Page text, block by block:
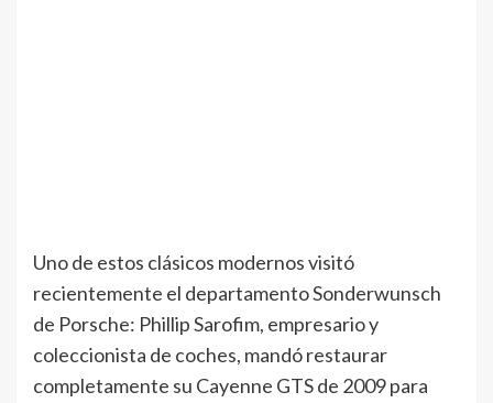
Uno de estos clásicos modernos visitó
recientemente el departamento Sonderwunsch
de Porsche: Phillip Sarofim, empresario y
coleccionista de coches, mandó restaurar
completamente su Cayenne GTS de 2009 para